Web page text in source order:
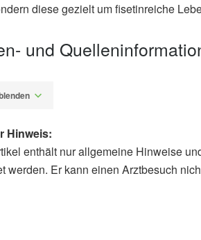
diese gezielt um fisetinreiche
und
Alexander Stindt
Hinweis:
enthält nur allgemeine Hinweise
werden. Er kann einen Arztbesuch